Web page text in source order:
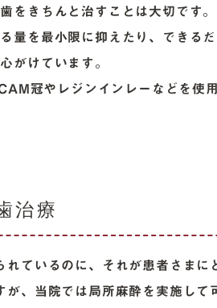
前歯
をきちんと治すことは大切です
量を最小限に抑えたり、できる
がけています。
冠やレジンインレーなどを使
治療
ているのに、それが患者さま
、当院では局所麻酔を実施し